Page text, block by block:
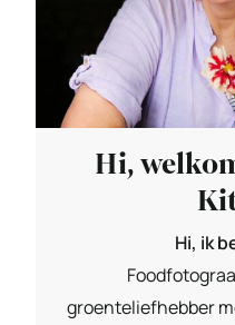
Hi,
Hi, ik
groenteliefhebber